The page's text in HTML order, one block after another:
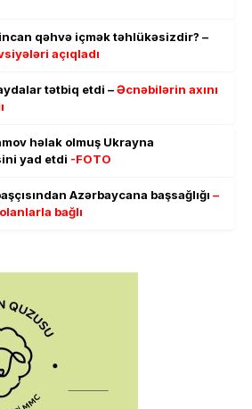
qəhvə içmək təhlükəsizdir? –
açıqladı
tətbiq etdi –Əcnəbilərin axını
həlak olmuş Ukrayna
yad etdi -FOTO
Azərbaycana başsağlığı –
bağlı